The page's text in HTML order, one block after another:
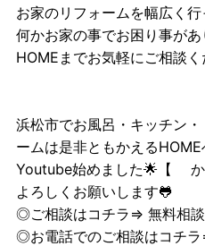
お家のリフォームを幅広く
何かお家の事でお困り事が
HOMEまでお気軽にご相談く
浜松市でお風呂・キッチン
ームは是非ともかえるHOME
Youtube始めました🌟【
よろしくお願いします🐸
◎ご相談はコチラ⇒ 無料相
◎お電話でのご相談はコチ